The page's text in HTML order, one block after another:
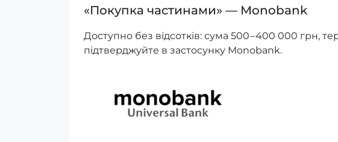
«Покупка частинами» — Monobank
Доступно без відсотків: сума 500 – 400 000 грн,
підтверджуйте в застосунку Monobank.